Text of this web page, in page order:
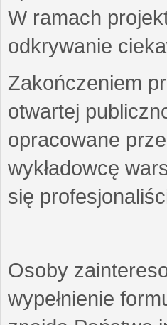
W ramach
odkrywanie
Zakończeniem
otwartej
opracowane
wykładowcę
się
Osoby
wypełnienie